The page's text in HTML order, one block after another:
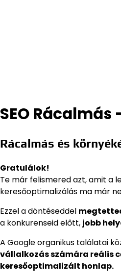
SEO
Rácalmás és
Gratulálok!
Te már felismered azt, amit a
keresőoptimalizálás ma már
Ezzel a döntéseddel
a konkurenseid előtt, jobb
A Google organikus találatai
vállalkozás számára reális
keresőoptimalizált honlap.